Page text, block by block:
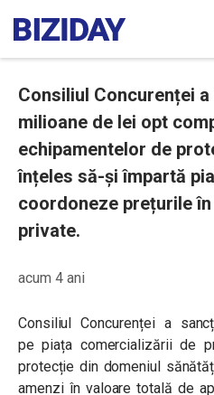
Consiliul Concurenței
milioane de lei opt
echipamentelor de
înțeles să-și împartă
coordoneze prețurile
private.
acum 4 ani
Consiliul Concurenței a
pe piața comercializării de
protecție din domeniul
amenzi în valoare totală de